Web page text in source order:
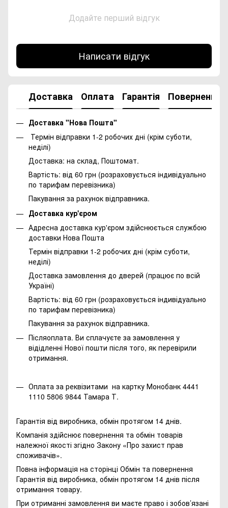
Додайте перший відгук
Написати відгук
Доставка Оплата Гарантія Повернення
Доставка "Нова Пошта"
Термін відправки 1-2 робочих дні (крім суботи,
неділі)
Доставка: на склад, Поштомат.
Вартість: від 60 грн (розраховується індивідуально
по тарифам перевізника)
Пакування за рахунок відправника.
Доставка кур'єром
Адресна доставка кур'єром здійснюється службою
доставки Нова Пошта
Термін відправки 1-2 робочих дні (крім суботи,
неділі)
Доставка замовлення до дверей (працює по всій
Україні)
Вартість: від 60 грн (розраховується індивідуально
по тарифам перевізника)
Пакування за рахунок відправника.
Післяоплата. Ви сплачуєте за замовлення у
відідленні Нової пошти після того, як перевірили
отримання.
Оплата за реквізитами на картку Монобанк 4441
1110 5806 9844 Тамара Т.
Гарантія від виробника, обмін протягом 14 днів.
Компанія здійснює повернення та обмін товарів
належної якості згідно Закону «Про захист прав
споживачів».
Повна інформація на сторінці Обмін та повернення
Гарантія від виробника, обмін протягом 14 днів після
отримання товару.
При отриманні замовлення ви маєте право і зобов’язані